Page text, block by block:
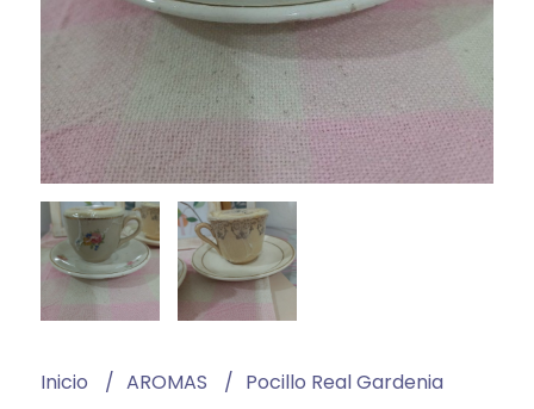
Inicio AROMAS Pocillo Real Gardenia